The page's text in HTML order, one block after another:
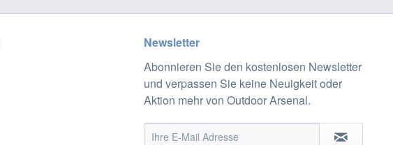
Newsletter
Abonnieren Sie den kostenlosen Newsletter
und verpassen Sie keine Neuigkeit oder
Aktion mehr von Outdoor Arsenal.